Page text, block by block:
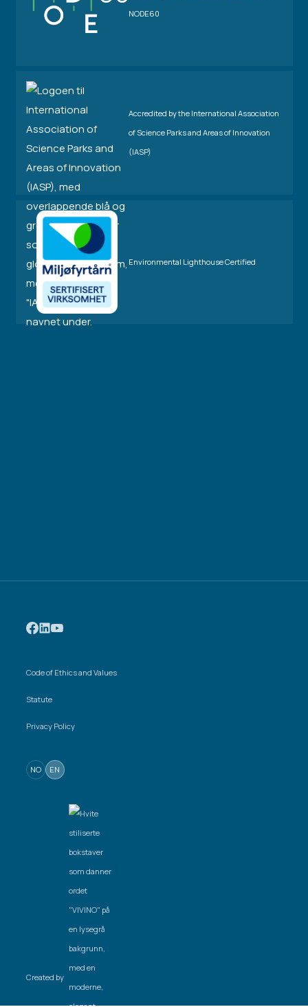
NODE60
Accredited by the International Association
of Science Parks and Areas of Innovation
(IASP)
Environmental Lighthouse Certified
Code of Ethics and Values
Statute
Privacy Policy
NO EN
Created by